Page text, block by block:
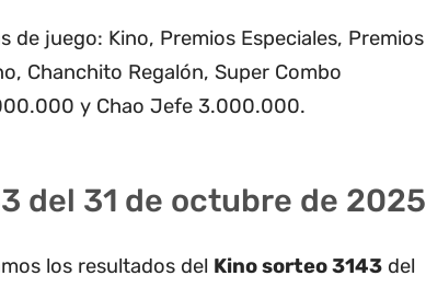
de juego: Kino, Premios Especiales, Premios
Chanchito Regalón, Super Combo
y Chao Jefe 3.000.000.
del 31 de octubre de 2025
los resultados del Kino sorteo 3143 del